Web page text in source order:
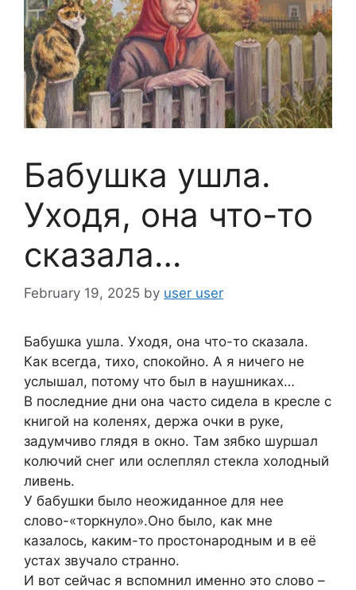
Бабушка ушла.
Уходя, она что-то
сказала…
February 19, 2025 by user user
Бабушка ушла. Уходя, она что-то сказала.
Как всегда, тихо, спокойно. А я ничего не
услышал, потому что был в наушниках…
В последние дни она часто сидела в кресле с
книгой на коленях, держа очки в руке,
задумчиво глядя в окно. Там зябко шуршал
колючий снег или ослеплял стекла холодный
ливень.
У бабушки было неожиданное для нее
слово-«торкнуло».Оно было, как мне
казалось, каким-то простонародным и в её
устах звучало странно.
И вот сейчас я вспомнил именно это слово –